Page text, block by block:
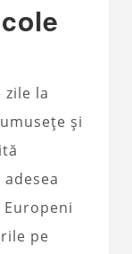
zile la
și
pe